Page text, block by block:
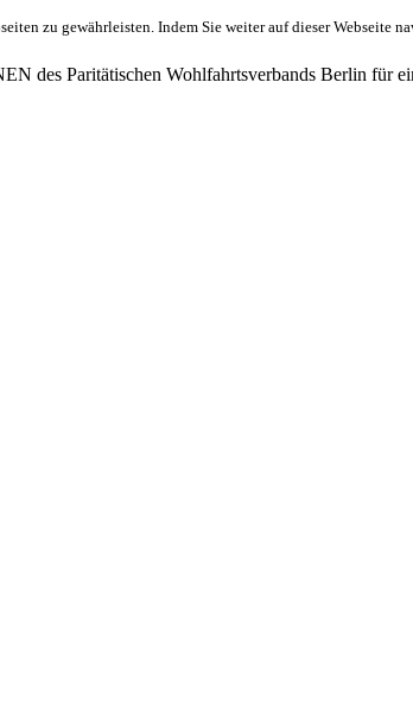
zu gewährleisten. Indem Sie weiter auf dieser Webseite
des Paritätischen Wohlfahrtsverbands Berlin für